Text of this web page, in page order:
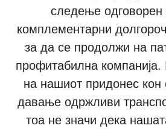
следење одговорен
комплементарни
за да се продолжи на
профитабилна
на нашиот придонес кон
давање одржливи
тоа не значи дека